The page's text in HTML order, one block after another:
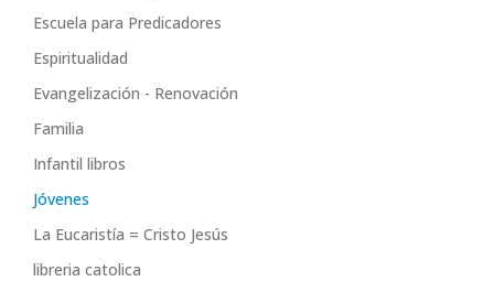
Escuela para Predicadores
Espiritualidad
Evangelización - Renovación
Familia
Infantil libros
Jóvenes
La Eucaristía = Cristo Jesús
libreria catolica